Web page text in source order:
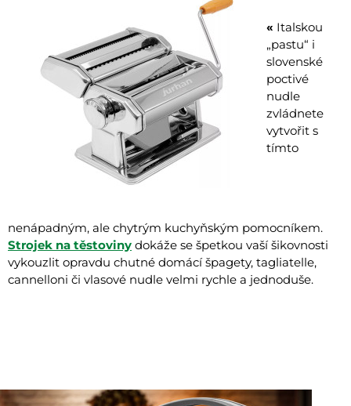
« Italskou
„pastu“ i
slovenské
poctivé
nudle
zvládnete
vytvořit s
tímto
nenápadným, ale chytrým kuchyňským pomocníkem.
Strojek na těstoviny dokáže se špetkou vaší šikovnosti
vykouzlit opravdu chutné domácí špagety, tagliatelle,
cannelloni či vlasové nudle velmi rychle a jednoduše.